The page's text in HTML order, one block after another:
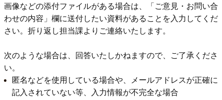
画像などの添付ファイルがある場合は、「ご意見・お問い合
わせの内容」欄に送付したい資料があることを入力してくだ
さい。折り返し担当課よりご連絡いたします。
次のような場合は、回答いたしかねますので、ご了承くださ
い。
匿名などを使用している場合や、メールアドレスが正確に
記入されていない等、入力情報が不完全な場合